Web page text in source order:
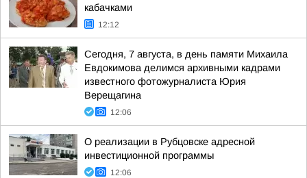
кабачками
12:12
Сегодня, 7 августа, в день памяти Михаила
Евдокимова делимся архивными кадрами
известного фотожурналиста Юрия
Верещагина
12:06
О реализации в Рубцовске адресной
инвестиционной программы
12:06